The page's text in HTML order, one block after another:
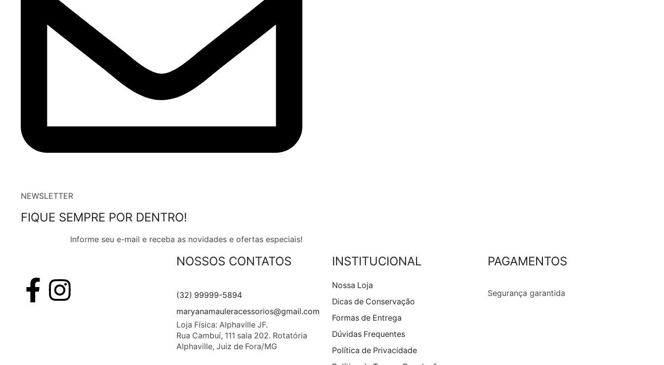
NEWSLETTER
FIQUE SEMPRE POR DENTRO!
Informe seu e-mail e receba as novidades e ofertas especiais!
NOSSOS CONTATOS
(32) 99999-5894
maryanamauleracessorios@gmail.com
Loja Física: Alphaville JF.
Rua Cambuí, 111 sala 202. Rotatória
Alphaville, Juiz de Fora/MG
INSTITUCIONAL
Nossa Loja
Dicas de Conservação
Formas de Entrega
Dúvidas Frequentes
Política de Privacidade
PAGAMENTOS
Segurança garantida